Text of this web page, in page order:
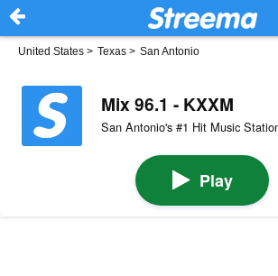
United States > Texas > San Antonio
Mix 96.1 - KXXM
San Antonio's #1 Hit Music
Play